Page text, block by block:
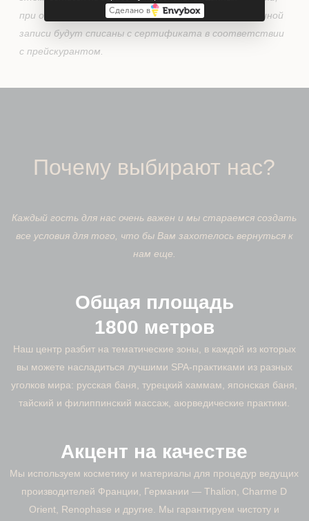
при отмене менее чем за сутки, услуги по оговоренной
записи будут списаны с сертификата в соответствии
с прейскурантом.
Почему выбирают нас?
Каждый гость для нас очень важен и мы стараемся создать
все условия для того, что бы Вам захотелось вернуться к
нам еще.
Общая площадь
1800 метров
Наш центр разбит на тематические зоны, в каждой из которых
вы можете насладиться лучшими SPA-практиками из разных
уголков мира: русская баня, турецкий хаммам, японская баня,
тайский и филиппинский массаж, аюрведические практики.
Акцент на качестве
Мы используем косметику и материалы для процедур ведущих
производителей Франции, Германии — Thalion, Charme D
Orient, Renophase и другие. Мы гарантируем чистоту и
Сделано в